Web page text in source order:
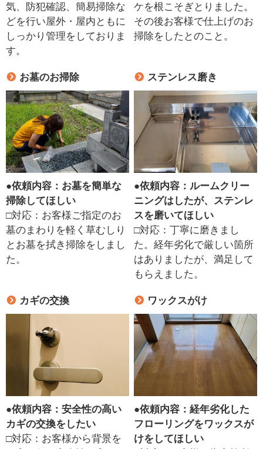
気、防犯確認、簡易掃除な
どを行い屋外・屋内ともに
しっかり管理をしておりま
す。
ケを根こそぎとりました。
その後お客様で仕上げのお
掃除をしたとのこと。
お墓のお掃除
●依頼内容：お墓を簡単な
掃除してほしい
□対応：お客様ご指定のお
墓のまわりを軽く草むしり
とお墓を拭き掃除をしまし
た。
ステンレス磨き
●依頼内容：ルームクリー
ニングはしたが、ステンレ
スを磨いてほしい
□対応：丁寧に磨きまし
た。経年劣化で厳しい箇所
はありましたが、満足して
もらえました。
カギの交換
●依頼内容：安全性の高い
カギの交換をしたい
□対応：お客様から背景を
ワックスがけ
●依頼内容：経年劣化した
フローリングをワックスが
けをしてほしい